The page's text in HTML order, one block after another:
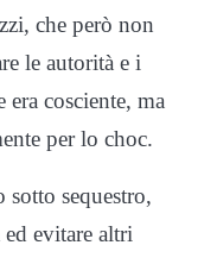
che però non
le autorità e i
era cosciente, ma
per lo choc.
sotto sequestro,
evitare altri